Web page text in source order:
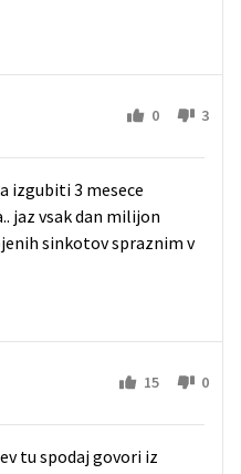
0 3
izgubiti 3 mesece
jaz vsak dan milijon
sinkotov spraznim v
15 0
tu spodaj govori iz